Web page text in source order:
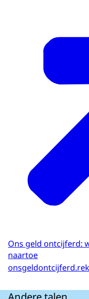
Ons geld ontcijferd:
naartoe